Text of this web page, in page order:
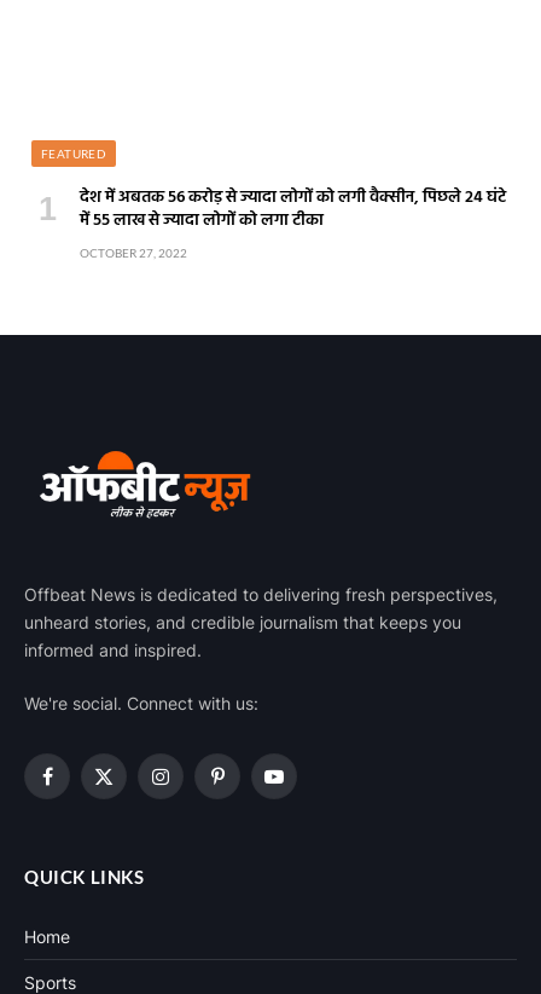
FEATURED
देश में अबतक 56 करोड़ से ज्यादा लोगों को लगी वैक्सीन, पिछले 24 घंटे
में 55 लाख से ज्यादा लोगों को लगा टीका
OCTOBER 27, 2022
Offbeat News is dedicated to delivering fresh perspectives,
unheard stories, and credible journalism that keeps you
informed and inspired.
We're social. Connect with us:
Facebook
X
InstagramPinterestYouTube
QUICK LINKS
Home
Sports